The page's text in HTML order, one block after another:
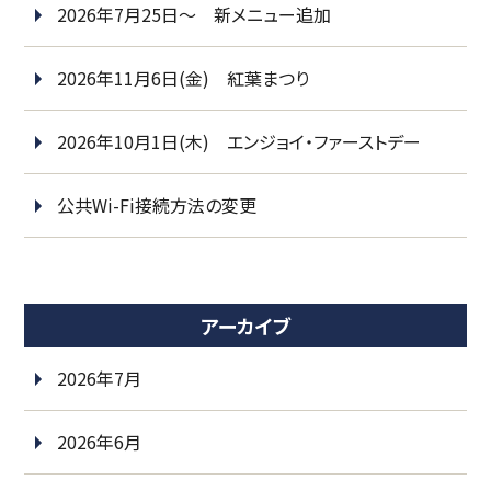
2026年7月25日～ 新メニュー追加
2026年11月6日(金) 紅葉まつり
2026年10月1日(木) エンジョイ・ファーストデー
公共Wi-Fi接続方法の変更
アーカイブ
2026年7月
2026年6月